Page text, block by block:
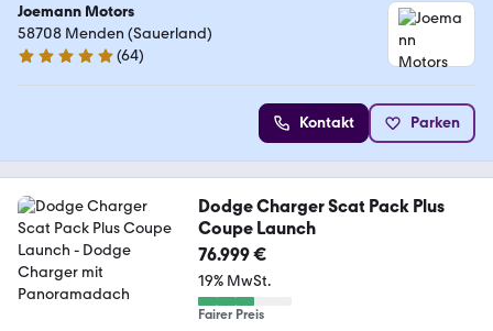
Joemann Motors
58708 Menden (Sauerland)
4.8 Sterne
(64)
Kontakt Parken
Dodge Charger Scat Pack Plus
Coupe Launch
76.999 €
19% MwSt.
Fairer Preis